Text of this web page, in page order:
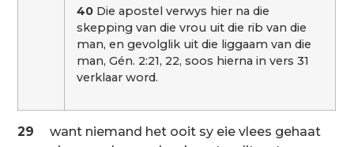
40 Die apostel verwys hier na die
skepping van die vrou uit die rib van die
man, en gevolglik uit die liggaam van die
man, Gén. 2:21, 22, soos hierna in vers 31
verklaar word.
29
want niemand het ooit sy eie vlees gehaat